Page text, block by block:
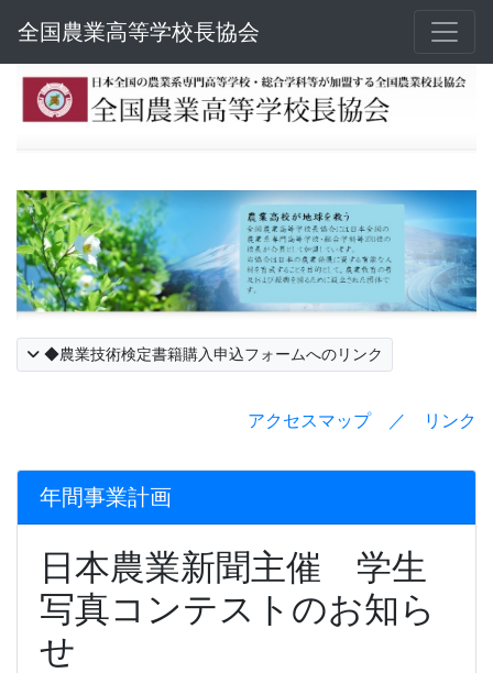
全国農業高等学校長協会
◆農業技術検定書籍購入申込フォームへのリンク
アクセスマップ ／ リンク
年間事業計画
日本農業新聞主催 学生
写真コンテストのお知ら
せ